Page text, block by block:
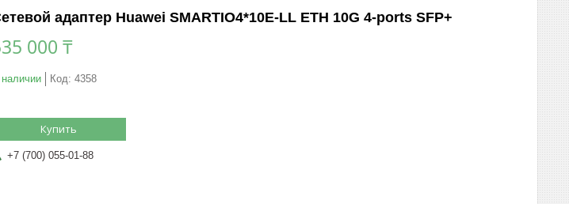
адаптер Huawei SMARTIO4*10E-LL ETH 10G 4-ports SFP+
000 ₸
Код: 4358
Купить
+7 (700) 055-01-88